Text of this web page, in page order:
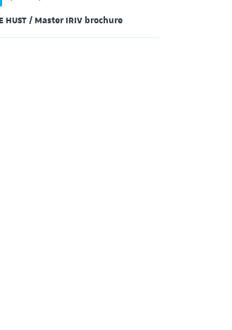
HUST / Master IRIV brochure